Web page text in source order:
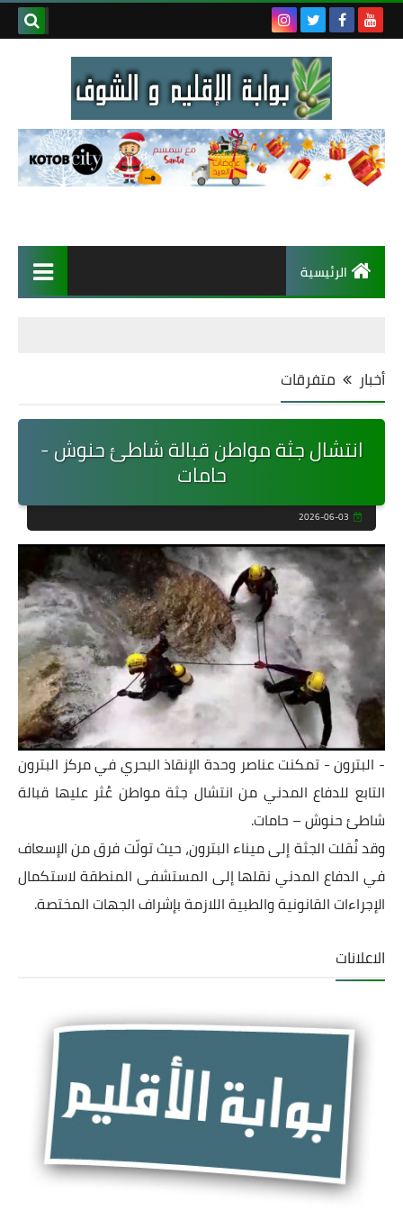
الرئيسية
متفرقات أخبار
انتشال جثة مواطن قبالة شاطئ حنوش -
حامات
2026-06-03
- البترون - تمكنت عناصر وحدة الإنقاذ البحري في مركز البترون
التابع للدفاع المدني من انتشال جثة مواطن عُثر عليها قبالة
شاطئ حنوش – حامات.
وقد نُقلت الجثة إلى ميناء البترون، حيث تولّت فرق من الإسعاف
في الدفاع المدني نقلها إلى المستشفى المنطقة لاستكمال
الإجراءات القانونية والطبية اللازمة بإشراف الجهات المختصة.
الاعلانات